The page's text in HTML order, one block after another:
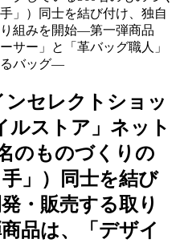
」）同士を結び付け、独自
組みを開始―第一弾商品
サー」と「革バッグ職人」
るバッグ―
セレクトショッ
ルストア」ネット
のものづくりの
」）同士を結び
・販売する取り
品は、「デザイ